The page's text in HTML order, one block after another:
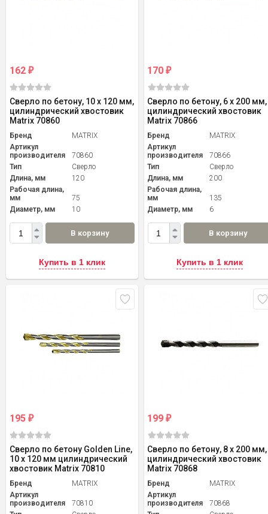
162 ₽
Сверло по бетону, 10 х 120 мм,
цилиндрический хвостовик
Matrix 70860
Бренд
MATRIX
Артикул
производителя
70860
Тип
Сверло
Длина, мм
120
Рабочая длина,
мм
75
Диаметр, мм
10
В корзину
Купить в 1 клик
170₽
Сверло по бетону, 6 х 200 мм,
цилиндрический хвостовик
Matrix 70866
Бренд
MATRIX
Артикул
производителя
70866
Тип
Сверло
Длина, мм
200
Рабочая длина,
мм
135
Диаметр, мм
6
В корзину
Купить в 1 клик
195 ₽
Сверло по бетону Golden Line,
10 х 120 мм цилиндрический
хвостовик Matrix 70810
Бренд
MATRIX
Артикул
производителя
70810
199₽
Сверло по бетону, 8 х 200 мм,
цилиндрический хвостовик
Matrix 70868
Бренд
MATRIX
Артикул
производителя
70868